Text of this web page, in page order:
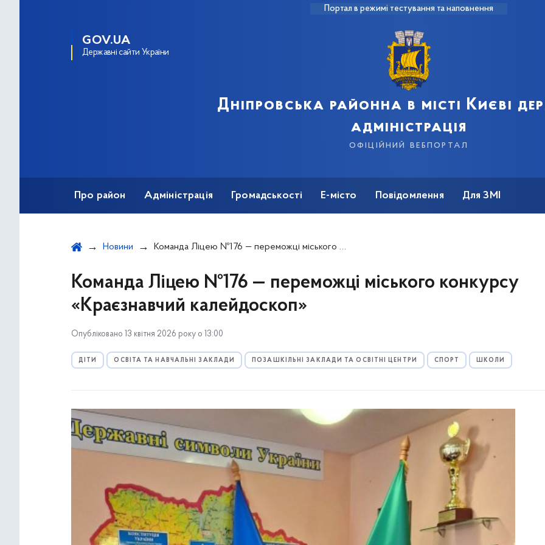
Портал в режимі тестування та наповнення
GOV.UA
Державні сайти України
Дніпровська районна в місті Києві
адміністрація
офіційний вебпортал
Про район Адміністрація Громадськості Е-місто Повідомлення Для ЗМІ
Новини Команда Ліцею №176 — переможці міського конкурсу «Краєзнавчий калейдоскоп»
Команда Ліцею №176 — переможці міського конкурсу
«Краєзнавчий калейдоскоп»
Опубліковано 13 квітня 2026 року о 13:00
ДІТИ ОСВІТА ТА НАВЧАЛЬНІ ЗАКЛАДИ ПОЗАШКІЛЬНІ ЗАКЛАДИ ТА ОСВІТНІ ЦЕНТРИ СПОРТ ШКОЛИ